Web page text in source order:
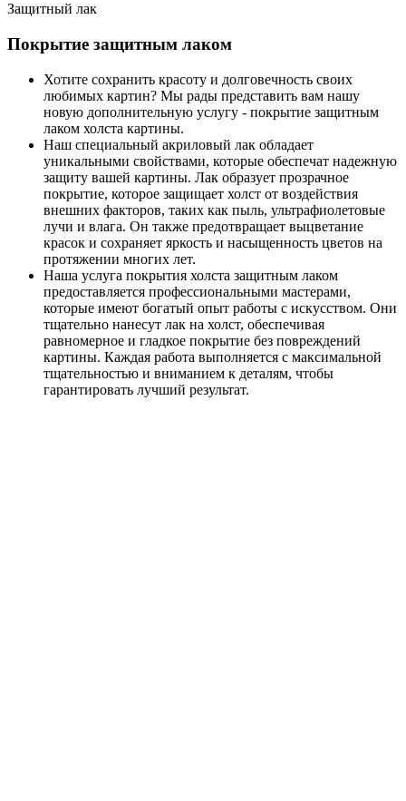
Защитный лак
Покрытие защитным лаком
Хотите сохранить красоту и долговечность своих
любимых картин? Мы рады представить вам нашу
новую дополнительную услугу - покрытие защитным
лаком холста картины.
Наш специальный акриловый лак обладает
уникальными свойствами, которые обеспечат надежную
защиту вашей картины. Лак образует прозрачное
покрытие, которое защищает холст от воздействия
внешних факторов, таких как пыль, ультрафиолетовые
лучи и влага. Он также предотвращает выцветание
красок и сохраняет яркость и насыщенность цветов на
протяжении многих лет.
Наша услуга покрытия холста защитным лаком
предоставляется профессиональными мастерами,
которые имеют богатый опыт работы с искусством. Они
тщательно нанесут лак на холст, обеспечивая
равномерное и гладкое покрытие без повреждений
картины. Каждая работа выполняется с максимальной
тщательностью и вниманием к деталям, чтобы
гарантировать лучший результат.